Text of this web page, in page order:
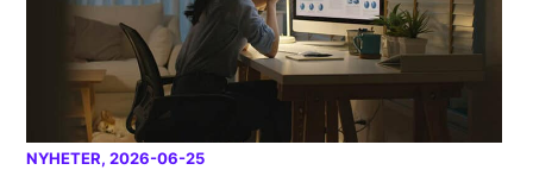
NYHETER, 2026-06-25